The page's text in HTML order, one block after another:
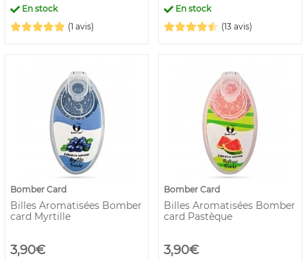
En stock
(1 avis)
En stock
(13 avis)
Bomber Card
Billes Aromatisées Bomber
card Myrtille
3,90€
Bomber Card
Billes Aromatisées Bomber
card Pastèque
3,90€